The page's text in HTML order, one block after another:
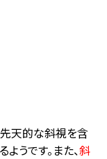
先天的な斜視を含
うです。 また、斜